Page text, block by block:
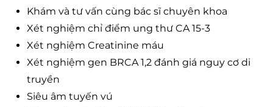
Khám và tư vấn cùng bác sĩ chuyên khoa
Xét nghiệm chỉ điểm ung thư CA 15-3
Xét nghiệm Creatinine máu
Xét nghiệm gen BRCA 1,2 đánh giá nguy cơ di
truyền
Siêu âm tuyến vú